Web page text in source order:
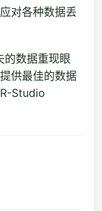
对各种数据丢
数据重现眼
供最佳的数据
Studio